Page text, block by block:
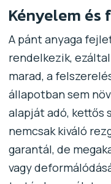
Kényelem
A pánt anyaga
rendelkezik,
marad, a
állapotban sem
alapját adó, kettős
nemcsak kiváló
garantál, de
vagy